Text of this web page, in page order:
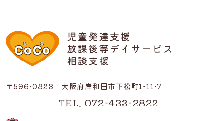
〒596-0823 大阪府岸和田市下松町1-11-7
TEL. 072-433-2822